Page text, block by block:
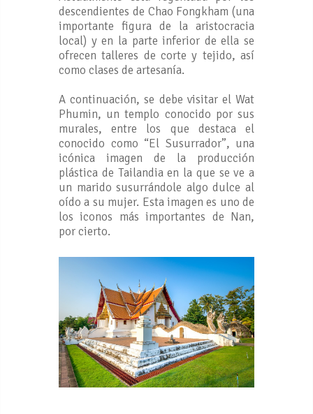
descendientes de Chao Fongkham (una
importante figura de la aristocracia
local) y en la parte inferior de ella se
ofrecen talleres de corte y tejido, así
como clases de artesanía.
A continuación, se debe visitar el Wat
Phumin, un templo conocido por sus
murales, entre los que destaca el
conocido como “El Susurrador”, una
icónica imagen de la producción
plástica de Tailandia en la que se ve a
un marido susurrándole algo dulce al
oído a su mujer. Esta imagen es uno de
los iconos más importantes de Nan,
por cierto.